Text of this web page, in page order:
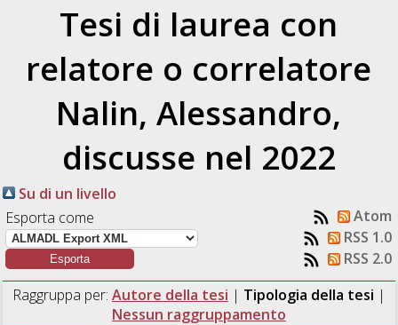
Tesi di laurea con
relatore o correlatore
Nalin, Alessandro,
discusse nel 2022
Su di un livello
Esporta come
Atom
RSS 1.0
RSS 2.0
Raggruppa per: Autore della tesi | Tipologia della tesi |
Nessun raggruppamento